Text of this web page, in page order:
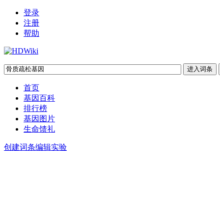
登录
注册
帮助
首页
基因百科
排行榜
基因图片
生命馈礼
创建词条编辑实验